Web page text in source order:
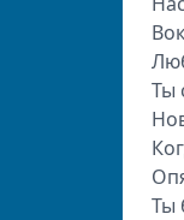
Ты
Ты